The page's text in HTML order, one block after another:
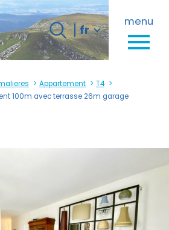
menu
Langue
fr
0 Langue
fr
Appartement
T4
100m avec terrasse 26m garage